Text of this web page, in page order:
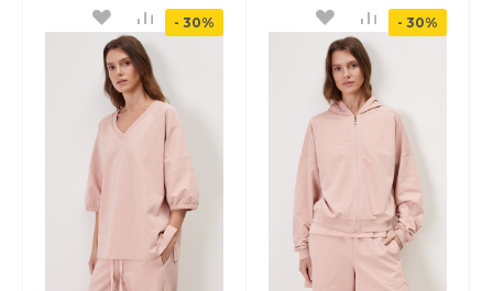
- 30% - 30%